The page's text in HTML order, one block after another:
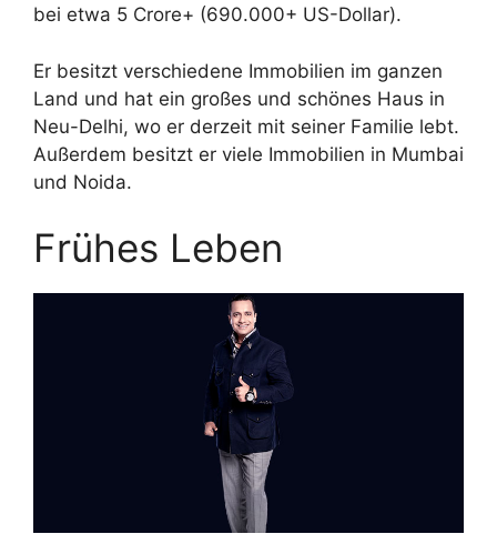
bei etwa 5 Crore+ (690.000+ US-Dollar).
Er besitzt verschiedene Immobilien im ganzen
Land und hat ein großes und schönes Haus in
Neu-Delhi, wo er derzeit mit seiner Familie lebt.
Außerdem besitzt er viele Immobilien in Mumbai
und Noida.
Frühes Leben